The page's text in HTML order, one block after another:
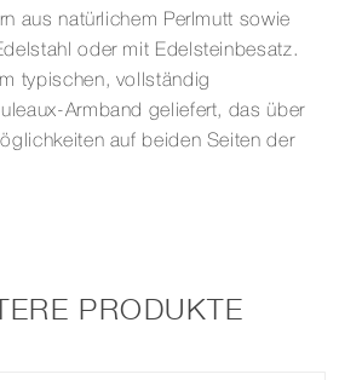
aus natürlichem Perlmutt sowie
oder mit Edelsteinbesatz.
typischen, vollständig
Armband geliefert, das über
auf beiden Seiten der
PRODUKTE